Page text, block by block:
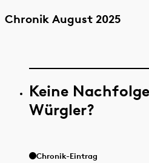
Quelle Zeitraum
Chronik August 2025
Keine
Würgler?
Chronik-Eintrag